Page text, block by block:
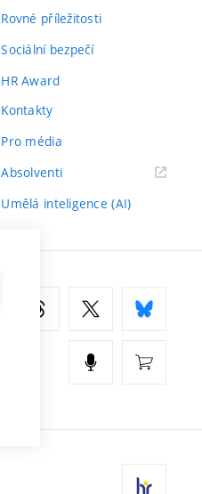
Rovné příležitosti
Sociální bezpečí
HR Award
Kontakty
Pro média
Absolventi(externí
Umělá inteligence (AI)